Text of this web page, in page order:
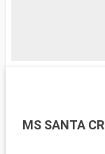
MS SANTA